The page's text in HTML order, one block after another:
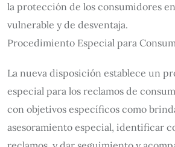
la protección de los consumidores
vulnerable y de desventaja.
Procedimiento Especial para
La nueva disposición establece un
especial para los reclamos de
con objetivos específicos como
asesoramiento especial, identificar